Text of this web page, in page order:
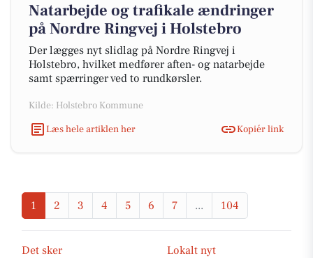
Natarbejde og trafikale ændringer
på Nordre Ringvej i Holstebro
Der lægges nyt slidlag på Nordre Ringvej i
Holstebro, hvilket medfører aften- og natarbejde
samt spærringer ved to rundkørsler.
Kilde: Holstebro Kommune
Læs hele artiklen her
Kopiér link
1 2 3 4 5 6 7 ... 104
Det sker
Lokalt nyt